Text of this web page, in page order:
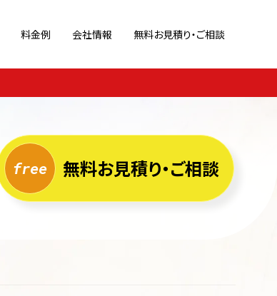
料金例 会社情報 無料お見積り・ご相談
無料お見積り・ご相談